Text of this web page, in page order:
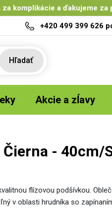
komplikácie a ďakujeme za
+420 499 399 626
Hľadať
Akcie a zĺavy
- 40cm/
flízovou podšívkou.
v oblasti hrudníka so